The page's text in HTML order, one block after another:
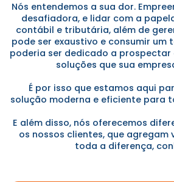
Nós entendemos a sua dor.
desafiadora, e lidar com a
contábil e tributária, além de
pode ser exaustivo e consumir um
poderia ser dedicado a prospectar
soluções que sua
É por isso que estamos aqui
solução moderna e eficiente para
E além disso, nós oferecemos
os nossos clientes, que agregam
toda a diferença,